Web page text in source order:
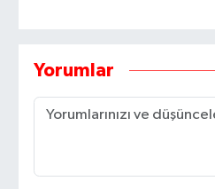
Yorumlar